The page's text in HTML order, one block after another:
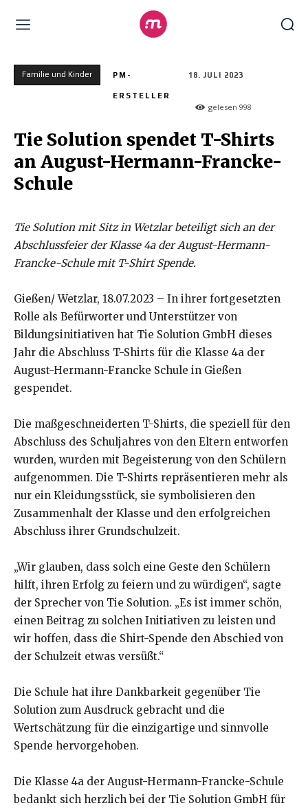
Familie und Kinder PM-
ERSTELLER
18. JULI 2023
gelesen998
Tie Solution spendet T-Shirts
an August-Hermann-Francke-
Schule
Tie Solution mit Sitz in Wetzlar beteiligt sich an der
Abschlussfeier der Klasse 4a der August-Hermann-
Francke-Schule mit T-Shirt Spende.
Gießen/ Wetzlar, 18.07.2023 – In ihrer fortgesetzten
Rolle als Befürworter und Unterstützer von
Bildungsinitiativen hat Tie Solution GmbH dieses
Jahr die Abschluss T-Shirts für die Klasse 4a der
August-Hermann-Francke Schule in Gießen
gespendet.
Die maßgeschneiderten T-Shirts, die speziell für den
Abschluss des Schuljahres von den Eltern entworfen
wurden, wurden mit Begeisterung von den Schülern
aufgenommen. Die T-Shirts repräsentieren mehr als
nur ein Kleidungsstück, sie symbolisieren den
Zusammenhalt der Klasse und den erfolgreichen
Abschluss ihrer Grundschulzeit.
„Wir glauben, dass solch eine Geste den Schülern
hilft, ihren Erfolg zu feiern und zu würdigen“, sagte
der Sprecher von Tie Solution. „Es ist immer schön,
einen Beitrag zu solchen Initiativen zu leisten und
wir hoffen, dass die Shirt-Spende den Abschied von
der Schulzeit etwas versüßt.“
Die Schule hat ihre Dankbarkeit gegenüber Tie
Solution zum Ausdruck gebracht und die
Wertschätzung für die einzigartige und sinnvolle
Spende hervorgehoben.
Die Klasse 4a der August-Hermann-Francke-Schule
bedankt sich herzlich bei der Tie Solution GmbH für